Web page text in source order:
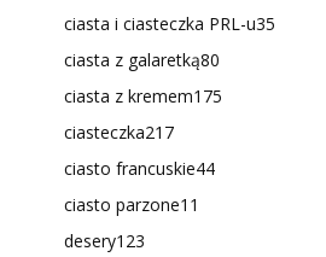
ciasta i ciasteczka PRL-u35
ciasta z galaretką80
ciasta z kremem175
ciasteczka217
ciasto francuskie44
ciasto parzone11
desery123